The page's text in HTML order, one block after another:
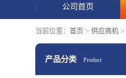
公司首页
当前位置： 首页 > 供应商机 >
产品分类 Product